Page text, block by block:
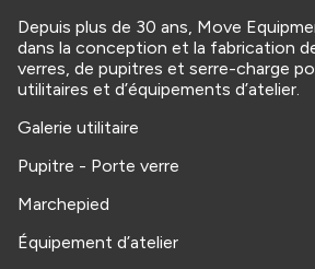
Depuis plus de 30 ans, Move
dans la conception et la fabrication
verres, de pupitres et serre-charge
utilitaires et d’équipements d’atelier.
Galerie utilitaire
Pupitre - Porte verre
Marchepied
Équipement d’atelier